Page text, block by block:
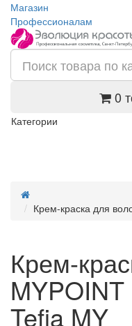
Магазин
Профессионалам
0
Категории
Крем-краска для
Крем-
Tefia MY